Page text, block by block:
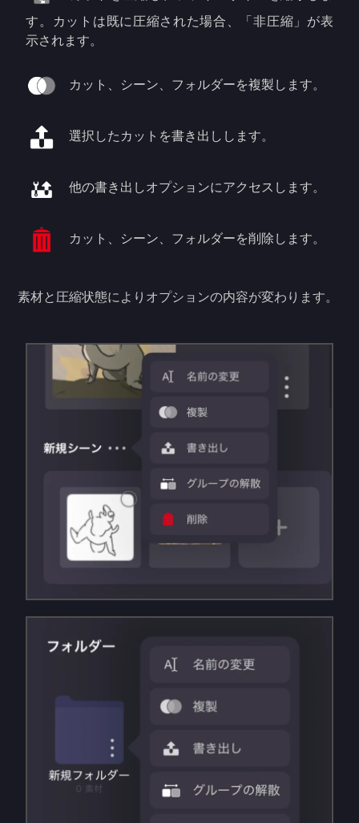
す。カットは既に圧縮された場合、「非圧縮」が表
示されます。
カット、シーン、フォルダーを複製します。
選択したカットを書き出しします。
他の書き出しオプションにアクセスします。
カット、シーン、フォルダーを削除します。
素材と圧縮状態によりオプションの内容が変わります。